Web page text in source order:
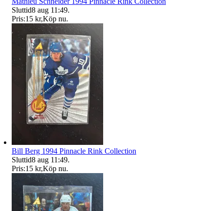
Sluttid8 aug 11:49.
Pris:15 kr,Köp nu.
Bill Berg 1994 Pinnacle Rink Collection
Sluttid8 aug 11:49.
Pris:15 kr,Köp nu.